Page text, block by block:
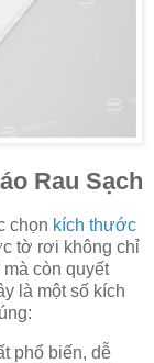
Rau Sạch
chọn kích thước
tờ rơi không chỉ
còn quyết
là một số kích
phổ biến, dễ